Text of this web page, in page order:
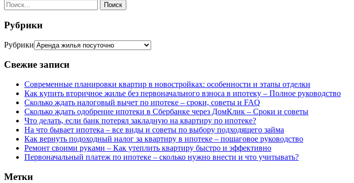
Рубрики
Рубрики
Свежие записи
Современные планировки квартир в новостройках: особенности и этапы отделки
Как купить вторичное жилье без первоначального взноса в ипотеку – Полное руководство
Сколько ждать налоговый вычет по ипотеке – сроки, советы и FAQ
Сколько ждать одобрение ипотеки в Сбербанке через ДомКлик – Сроки и советы
Что делать, если банк потерял закладную на квартиру по ипотеке?
На что бывает ипотека – все виды и советы по выбору подходящего займа
Как вернуть подоходный налог за квартиру в ипотеке – пошаговое руководство
Ремонт своими руками – Как утеплить квартиру быстро и эффективно
Первоначальный платеж по ипотеке – сколько нужно внести и что учитывать?
Метки